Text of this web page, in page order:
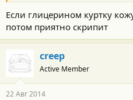
Если глицерином куртку
потом приятно скрипит
creep
Active Member
22 Авг 2014